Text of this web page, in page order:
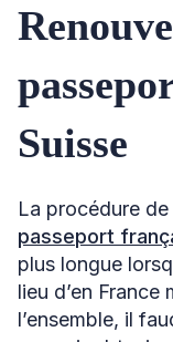
Suisse
La procédure de
passeport
plus longue
lieu d’en
l’ensemble, il